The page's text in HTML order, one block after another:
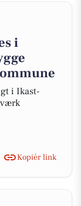
i
i Ikast-
Kopiér link